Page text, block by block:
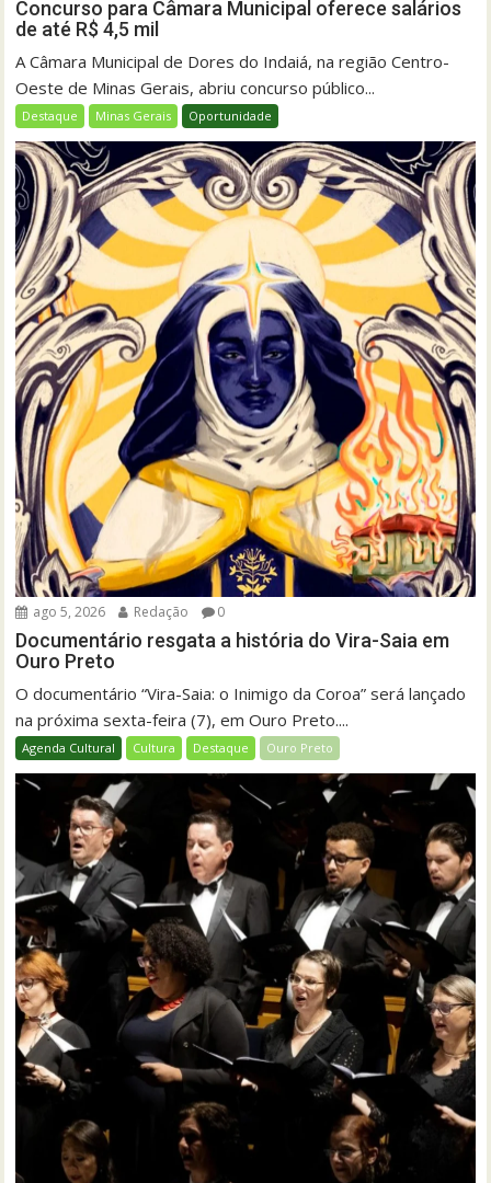
Concurso para Câmara Municipal oferece salários
de até R$ 4,5 mil
A Câmara Municipal de Dores do Indaiá, na região Centro-
Oeste de Minas Gerais, abriu concurso público...
Destaque Minas Gerais Oportunidade
ago 5, 2026 Redação 0
Documentário resgata a história do Vira-Saia em
Ouro Preto
O documentário “Vira-Saia: o Inimigo da Coroa” será lançado
na próxima sexta-feira (7), em Ouro Preto....
Agenda Cultural Cultura Destaque Ouro Preto